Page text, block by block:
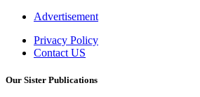
Advertisement
Privacy Policy
Contact US
Our Sister Publications